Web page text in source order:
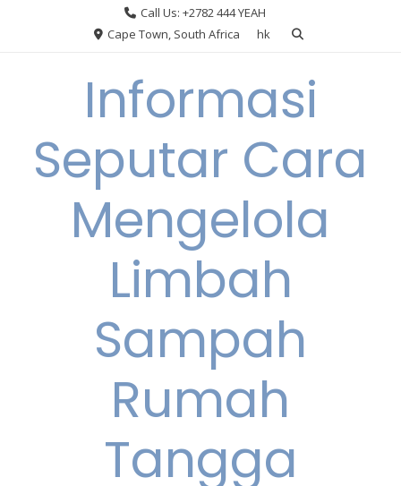
Call Us: +2782 444 YEAH
Cape Town, South Africa
hk
Informasi
Seputar Cara
Mengelola
Limbah
Sampah
Rumah
Tangga